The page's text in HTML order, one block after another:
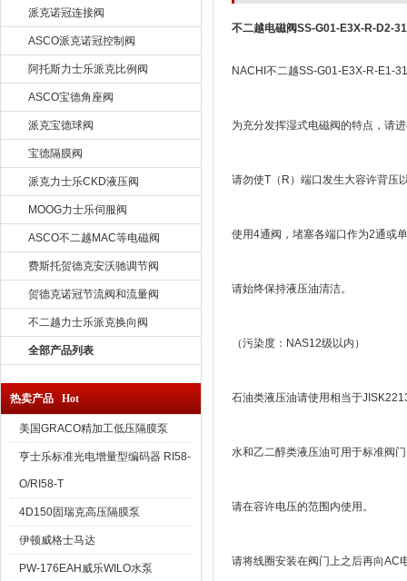
派克诺冠连接阀
ASCO派克诺冠控制阀
阿托斯力士乐派克比例阀
ASCO宝德角座阀
派克宝德球阀
宝德隔膜阀
派克力士乐CKD液压阀
MOOG力士乐伺服阀
ASCO不二越MAC等电磁阀
费斯托贺德克安沃驰调节阀
贺德克诺冠节流阀和流量阀
不二越力士乐派克换向阀
全部产品列表
热卖产品 Hot
美国GRACO精加工低压隔膜泵
亨士乐标准光电增量型编码器 RI58-
O/RI58-T
4D150固瑞克高压隔膜泵
伊顿威格士马达
PW-176EAH威乐WILO水泵
不二越电磁阀SS-G01-E3X-R-D2-31
NACHI不二越SS-G01-E3X-R-E1-31
为充分发挥湿式电磁阀的特点，请
请勿使T（R）端口发生大容许背压
使用4通阀，堵塞各端口作为2通或
请始终保持液压油清洁。
（污染度：NAS12级以内）
石油类液压油请使用相当于
水和乙二醇类液压油可用于标准阀
请在容许电压的范围内使用。
请将线圈安装在阀门上之后再向AC